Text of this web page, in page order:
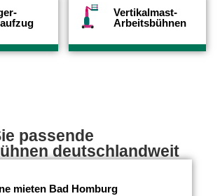
Vertikalmast-
Arbeitsbühnen
passende
deutschlandweit
mieten Bad Homburg